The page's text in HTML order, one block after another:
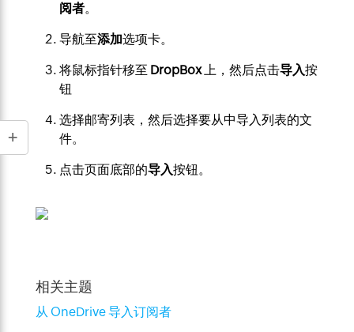
阅者。
导航至添加选项卡。
将鼠标指针移至 DropBox上，然后点击导入按
钮
选择邮寄列表，然后选择要从中导入列表的文
件。
点击页面底部的导入按钮。
相关主题
从 OneDrive 导入订阅者